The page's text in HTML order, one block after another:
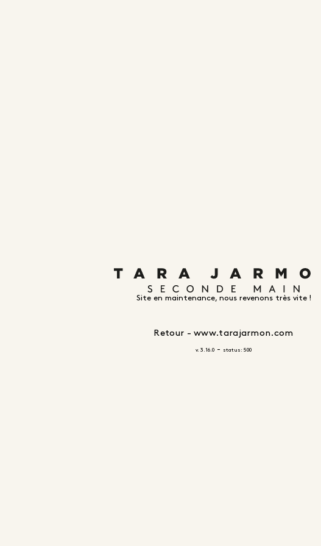
Site en maintenance, nous revenons très vite !
Retour - www.tarajarmon.com
v. 3.16.0 - status: 500